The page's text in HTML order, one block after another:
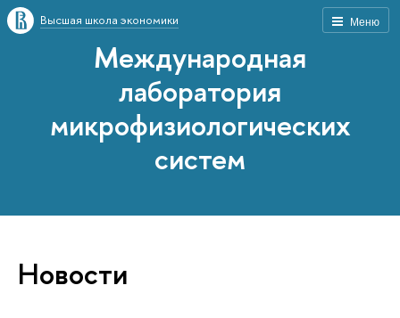
Меню
Высшая школа экономики
Международная
лаборатория
микрофизиологических
систем
Новости